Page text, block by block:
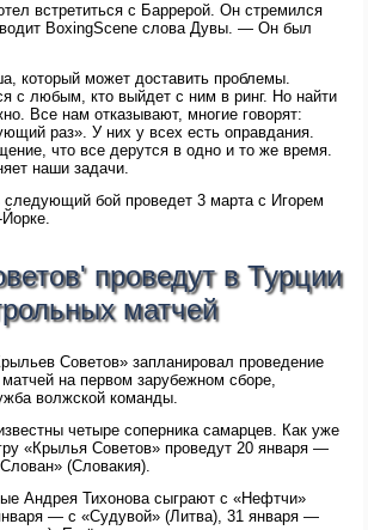
встретиться с Баррерой. Он стремился
BoxingScene слова Дувы. — Он был
который может доставить проблемы.
с любым, кто выйдет с ним в ринг. Но найти
Все нам отказывают, многие говорят:
раз». У них у всех есть оправдания.
что все дерутся в одно и то же время.
наши задачи.
бой проведет 3 марта с Игорем
проведут в Турции
матчей
Советов» запланировал проведение
на первом зарубежном сборе,
волжской команды.
четыре соперника самарцев. Как уже
«Крылья Советов» проведут 20 января —
(Словакия).
Андрея Тихонова сыграют с «Нефтчи»
— с «Судувой» (Литва), 31 января —